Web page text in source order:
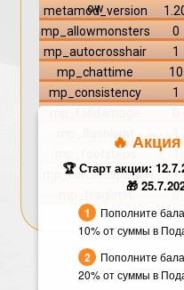
ow
metamod_version
mp_allowmonsters
0
mp_autocrosshair
1
mp_chattime
10
mp_consistency
1
mp_forcerespawn
1
mp_fraglimit
0
🔥
🏆 Старт акции:
🎁
Пополните
10% от суммы в
Пополните
20% от суммы в